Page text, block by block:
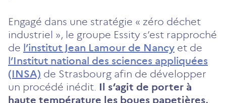
Engagé dans une stratégie « zéro déchet
industriel », le groupe Essity s’est rapproché
de l’institut Jean Lamour de Nancy et de
l’Institut national des sciences appliquées
(INSA) de Strasbourg afin de développer
un procédé inédit. Il s’agit de porter à
haute température les boues papetières,